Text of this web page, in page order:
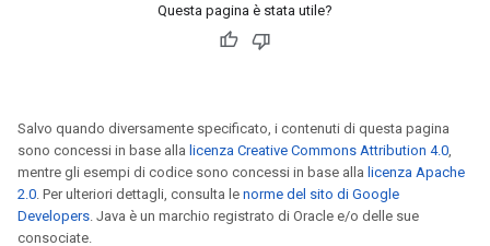
Questa pagina è stata utile?
Salvo quando diversamente specificato, i contenuti di questa pagina
sono concessi in base alla licenza Creative Commons Attribution 4.0
mentre gli esempi di codice sono concessi in base alla licenza Apache
2.0 . Per ulteriori dettagli, consulta le norme del sito di Google
Developers . Java è un marchio registrato di Oracle e/o delle sue
consociate.